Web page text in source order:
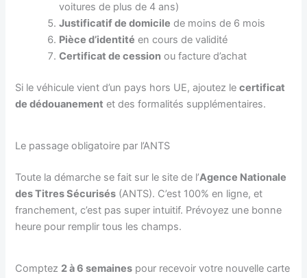
voitures de plus de 4 ans)
Justificatif de domicile de moins de 6 mois
Pièce d’identité en cours de validité
Certificat de cession ou facture d’achat
Si le véhicule vient d’un pays hors UE, ajoutez lecertificat
de dédouanement et des formalités supplémentaires.
Le passage obligatoire par l’ANTS
Toute la démarche se fait sur le site de l’Agence Nationale
des Titres Sécurisés (ANTS). C’est 100% en ligne, et
franchement, c’est pas super intuitif. Prévoyez une bonne
heure pour remplir tous les champs.
Comptez 2 à 6 semaines pour recevoir votre nouvelle carte